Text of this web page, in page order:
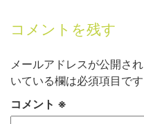
コメントを残す
メールアドレスが公開さ
いている欄は必須項目です
コメント ※